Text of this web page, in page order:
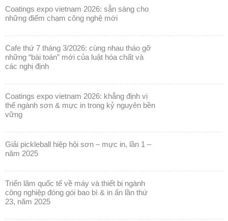
coatings expo vietnam 2026: sẵn sàng cho
những điểm chạm công nghệ mới
cafe thứ 7 tháng 3/2026: cùng nhau tháo gỡ
những “bài toán” mới của luật hóa chất và
các nghị định
coatings expo vietnam 2026: khẳng định vị
thế ngành sơn & mực in trong kỷ nguyên bền
vững
giải pickleball hiệp hội sơn – mực in, lần 1 –
năm 2025
triển lãm quốc tế về máy và thiết bị ngành
công nghiệp đóng gói bao bì & in ấn lần thứ
23, năm 2025